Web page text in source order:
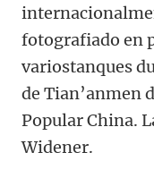
fotografiado en
variostanques
de Tian’anmen
Popular China.
Widener.